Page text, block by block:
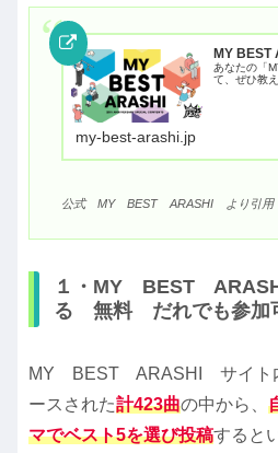
MY BEST
あなたの「
て、ぜひ教
my-best-arashi.jp
公式 MY BEST ARASHI より引用
１・MY BEST
る 無料 だれでも参加
MY BEST ARASHI サイト
ースされた計423曲の中から、
マでベスト5を選び投稿すると